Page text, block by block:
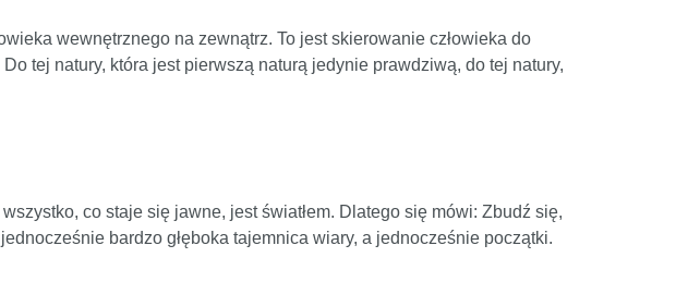
wewnętrznego na zewnątrz. To jest skierowanie człowieka do
tej natury, która jest pierwszą naturą jedynie prawdziwą, do tej natury,
co staje się jawne, jest światłem. Dlatego się mówi: Zbudź się,
bardzo głęboka tajemnica wiary, a jednocześnie początki.